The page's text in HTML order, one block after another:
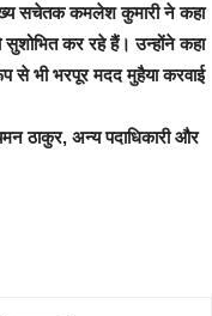
सचेतक कमलेश कुमारी ने कहा
कर रहे हैं। उन्होंने कहा
से भी भरपूर मदद मुहैया करवाई
ठाकुर, अन्य पदाधिकारी और